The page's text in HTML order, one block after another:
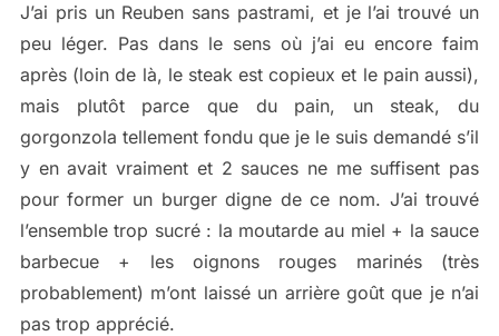
J’ai pris un Reuben sans pastrami, et je l’ai trouvé un
peu léger. Pas dans le sens où j’ai eu encore faim
après (loin de là, le steak est copieux et le pain aussi),
mais plutôt parce que du pain, un steak, du
gorgonzola tellement fondu que je le suis demandé s’il
y en avait vraiment et 2 sauces ne me suffisent pas
pour former un burger digne de ce nom. J’ai trouvé
l’ensemble trop sucré : la moutarde au miel + la sauce
barbecue + les oignons rouges marinés (très
probablement) m’ont laissé un arrière goût que je n’ai
pas trop apprécié.